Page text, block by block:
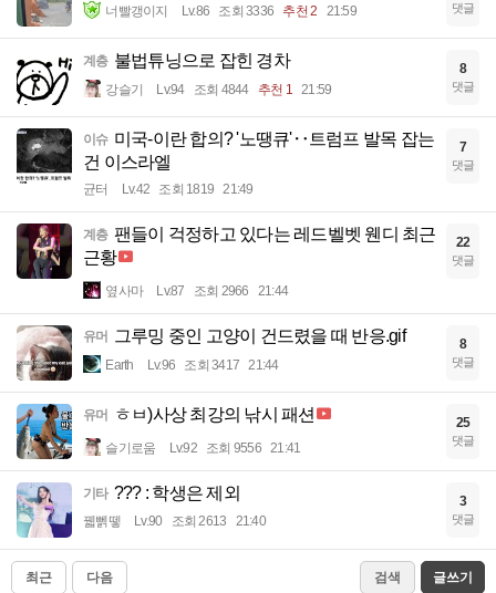
너빨갱이지 Lv.86 조회 3336 추천 2 21:59 댓글
계층 불법튜닝으로 잡힌 경차
강슬기 Lv.94 조회 4844 추천 1 21:59
8
댓글
이슈 미국-이란 합의? '노땡큐'‥트럼프 발목 잡는
건 이스라엘
균터 Lv.42 조회 1819 21:49
7
댓글
계층 팬들이 걱정하고 있다는 레드벨벳 웬디 최근
근황
옆사마 Lv.87 조회 2966 21:44
22
댓글
유머 그루밍 중인 고양이 건드렸을 때 반응.gif
Earth Lv.96 조회 3417 21:44
8
댓글
유머 ㅎㅂ)사상 최강의 낚시 패션
슬기로움 Lv.92 조회 9556 21:41
25
댓글
기타 ??? : 학생은 제외
꿻뻵뗗 Lv.90 조회 2613 21:40
3
댓글
최근 다음 검색 글쓰기